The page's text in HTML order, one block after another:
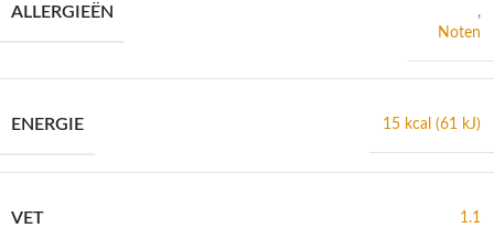
ALLERGIEËN
,
Noten
ENERGIE 15 kcal (61 kJ)
VET 1.1